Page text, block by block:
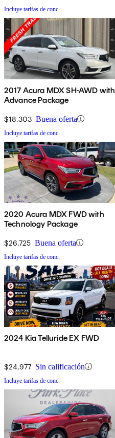
Incluye tarifas de conc.
2017 Acura MDX SH-AWD with
Advance Package
$18,303 Buena oferta
Incluye tarifas de conc.
2020 Acura MDX FWD with
Technology Package
$26,725 Buena oferta
Incluye tarifas de conc.
2024 Kia Telluride EX FWD
$24,977 Sin calificación
Incluye tarifas de conc.